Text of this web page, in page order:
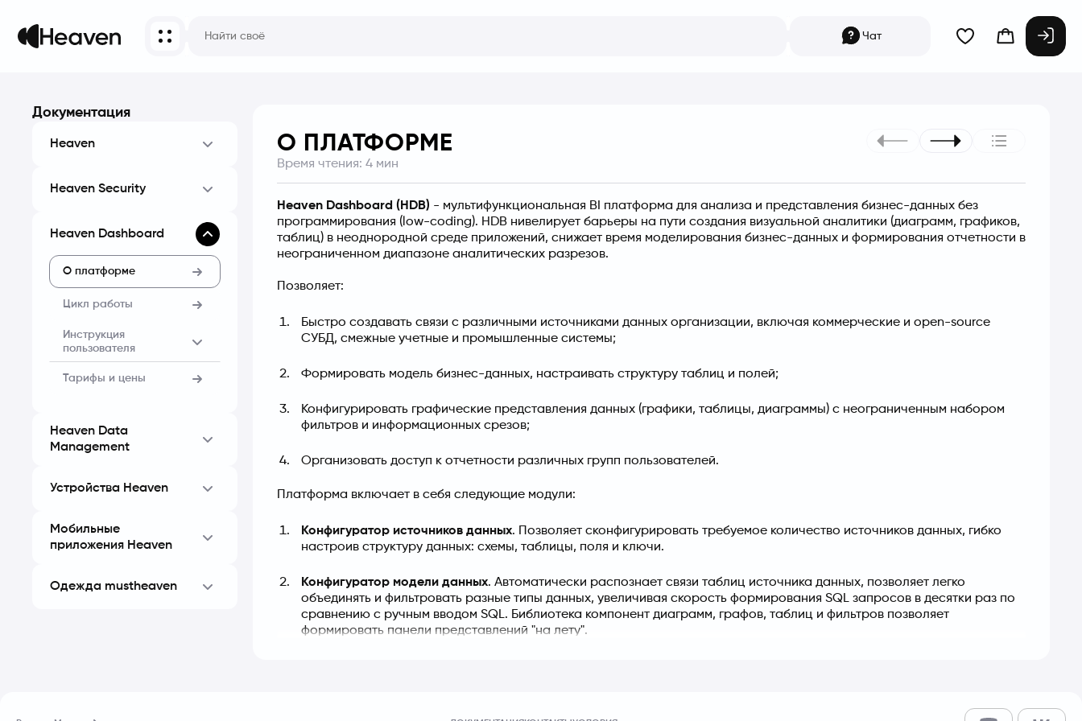
Чат
Документация
Heaven
Heaven Security
Heaven Dashboard
О платформе
Цикл работы
Инструкция
пользователя
Тарифы и цены
Heaven Data
Management
Устройства Heaven
Мобильные
приложения Heaven
Одежда mustheaven
О ПЛАТФОРМЕ
Время чтения: 4 мин
Heaven Dashboard (HDB) - мультифункциональная BI платформа для анализа и представления бизнес-данных без
программирования (low-coding). HDB нивелирует барьеры на пути создания визуальной аналитики (диаграмм, графиков,
таблиц) в неоднородной среде приложений, снижает время моделирования бизнес-данных и формирования отчетности в
неограниченном диапазоне аналитических разрезов.
Позволяет:
Быстро создавать связи с различными источниками данных организации, включая коммерческие и open-source
СУБД, смежные учетные и промышленные системы;
Формировать модель бизнес-данных, настраивать структуру таблиц и полей;
Конфигурировать графические представления данных (графики, таблицы, диаграммы) с неограниченным набором
фильтров и информационных срезов;
Организовать доступ к отчетности различных групп пользователей.
Платформа включает в себя следующие модули:
Конфигуратор источников данных. Позволяет сконфигурировать требуемое количество источников данных, гибко
настроив структуру данных: схемы, таблицы, поля и ключи.
Конфигуратор модели данных. Автоматически распознает связи таблиц источника данных, позволяет легко
объединять и фильтровать разные типы данных, увеличивая скорость формирования SQL запросов в десятки раз по
сравнению с ручным вводом SQL. Библиотека компонент диаграмм, графов, таблиц и фильтров позволяет
формировать панели представлений "на лету".
выгружать данные панели в различных форматах, делиться с другими пользователями и встраивать панели внутри